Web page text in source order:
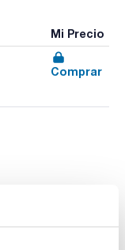
Mi Precio
Comprar